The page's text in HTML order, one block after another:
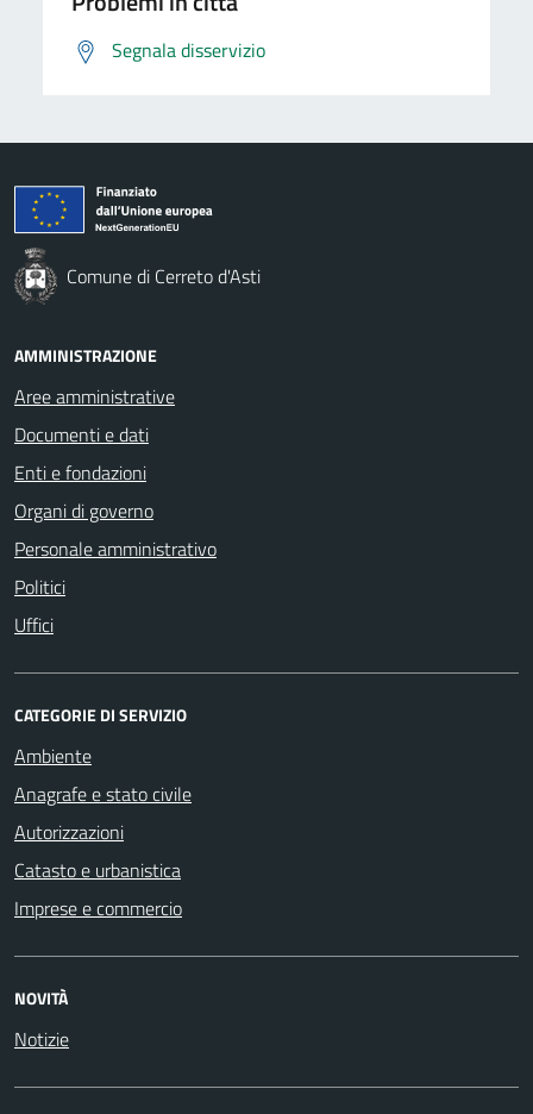
Segnala disservizio
Comune di Cerreto d'Asti
AMMINISTRAZIONE
Aree amministrative
Documenti e dati
Enti e fondazioni
Organi di governo
Personale amministrativo
Politici
Uffici
CATEGORIE DI SERVIZIO
Ambiente
Anagrafe e stato civile
Autorizzazioni
Catasto e urbanistica
Imprese e commercio
NOVITÀ
Notizie